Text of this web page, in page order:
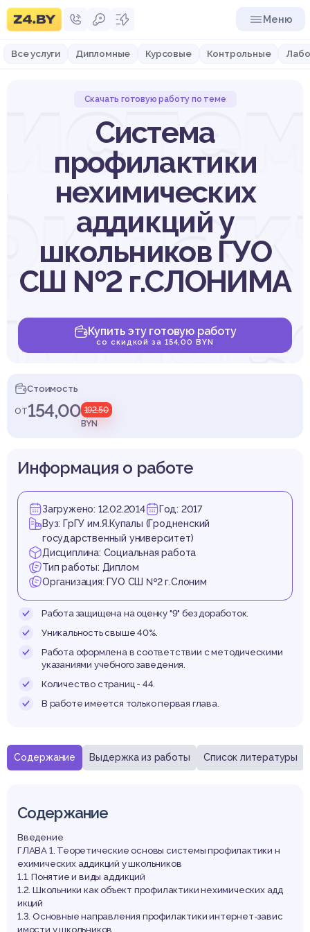
Меню
Все услуги Дипломные Курсовые Контрольные
Скачать готовую работу по теме
Система
профилактики
нехимических
аддикций у
школьников ГУО
СШ №2 г.СЛОНИМА
Купить эту готовую работу
со скидкой за 154,00 BYN
СШ
Стоимость
от154,00 192,50
BYN
Содержание Выдержка из работы Список литературы
Содержание
Введение
ГЛАВА 1. Теоретические основы системы профилактики н
ехимических аддикций у школьников
1.1. Понятие и виды аддикций
1.2. Школьники как объект профилактики нехимических адд
икций
1.3. Основные направления профилактики интернет-завис
имости у школьников
Информация о работе
Загружено: 12.02.2014
Год: 2017
Вуз: ГрГУ им.Я.Купалы (Гродненский
государственный университет)
Дисциплина: Социальная работа
Тип работы: Диплом
Организация: ГУО СШ №2 г.Слоним
Работа защищена на оценку "9" без доработок.
Уникальность свыше 40%.
Работа оформлена в соответствии с методическими
указаниями учебного заведения.
Количество страниц - 44.
В работе имеется только первая глава.